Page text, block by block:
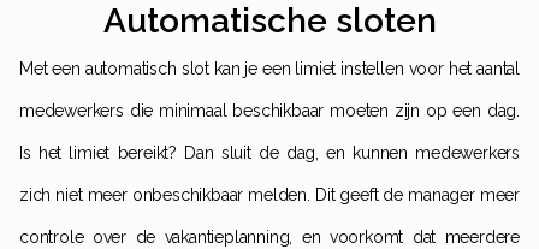
Automatische sloten
Met een automatisch slot kan je een limiet instellen voor het aantal
medewerkers die minimaal beschikbaar moeten zijn op een dag.
Is het limiet bereikt? Dan sluit de dag, en kunnen medewerkers
zich niet meer onbeschikbaar melden. Dit geeft de manager meer
controle over de vakantieplanning, en voorkomt dat meerdere